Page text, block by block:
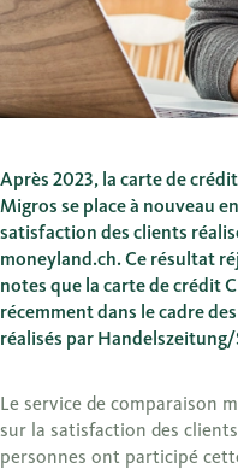
Après 2023, la carte de
Migros se placeà nouveau
satisfaction des clients
moneyland.ch. Ce résultat
notes que la carte de crédit
récemment dans le cadre
réalisés par
Le service de comparaison
sur la satisfaction des
personnes ont participé